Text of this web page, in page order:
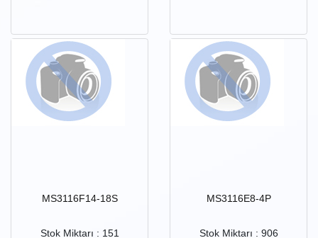
MS3116F14-18S
Stok Miktarı : 151
MS3116E8-4P
Stok Miktarı : 906